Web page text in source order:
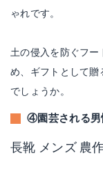
ゃれです。
土の侵入を防ぐフ
め、ギフトとして贈
でしょうか。
④園芸される男
長靴 メンズ 農